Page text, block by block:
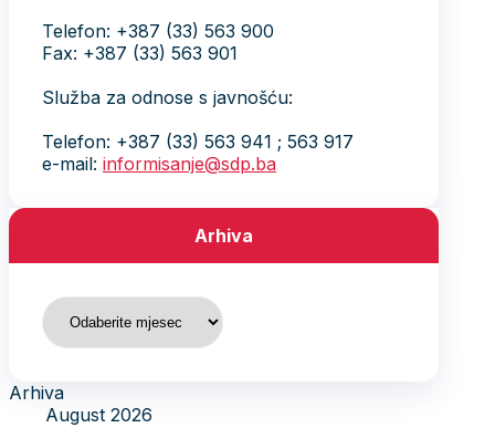
Telefon: +387 (33) 563 900
Fax: +387 (33) 563 901
Služba za odnose s javnošću:
Telefon: +387 (33) 563 941 ; 563 917
e-mail: informisanje@sdp.ba
Arhiva
Arhiva
Arhiva
August 2026